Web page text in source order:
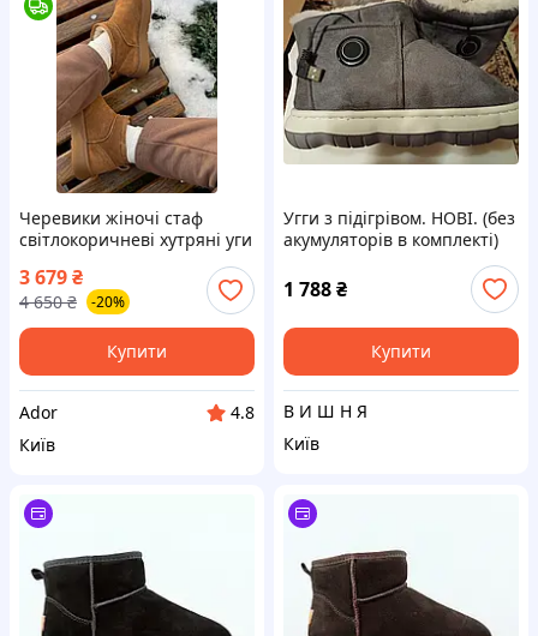
Черевики жіночі стаф
світлокоричневі хутряні уги
3 679₴
4 650 ₴ -20%
Купити
Ador
4.8
Київ
Угги з підігрівом. НОВІ. (без
акумуляторів в комплекті)
1 788₴
Купити
В И Ш Н Я
Київ